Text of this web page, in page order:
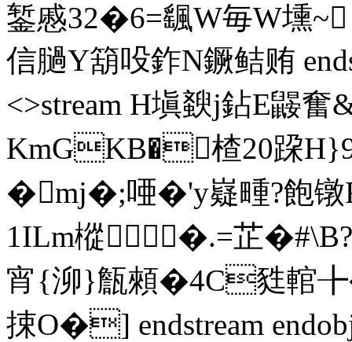
錾慼32�6=颻W毎W壎
信膼Y箶吺鈼N鐝鲒贿
<>stream H塡斔j鉆E
KmGKB�楂20跥
�mj�;唖�'y嶷畽?飽镦R
1ILm樅�.=芷
宵{泖} 甔顂�4C甤輨
捒 O�] endstream